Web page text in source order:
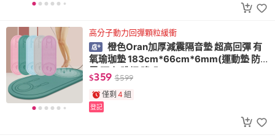
高分子動力回彈顆粒緩衝
橙色Oran加厚減震隔音墊 超高回彈 有
氧瑜珈墊 183cm*66cm*6mm(運動墊 防
震 隔音 跳繩 降噪)
$359 $599
僅剩 4 組
登記